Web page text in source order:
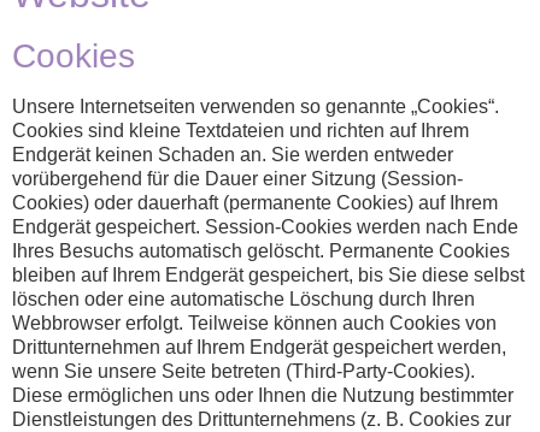
Cookies
Unsere Internetseiten verwenden so genannte „Cookies“.
Cookies sind kleine Textdateien und richten auf Ihrem
Endgerät keinen Schaden an. Sie werden entweder
vorübergehend für die Dauer einer Sitzung (Session-
Cookies) oder dauerhaft (permanente Cookies) auf Ihrem
Endgerät gespeichert. Session-Cookies werden nach Ende
Ihres Besuchs automatisch gelöscht. Permanente Cookies
bleiben auf Ihrem Endgerät gespeichert, bis Sie diese selbst
löschen oder eine automatische Löschung durch Ihren
Webbrowser erfolgt. Teilweise können auch Cookies von
Drittunternehmen auf Ihrem Endgerät gespeichert werden,
wenn Sie unsere Seite betreten (Third-Party-Cookies).
Diese ermöglichen uns oder Ihnen die Nutzung bestimmter
Dienstleistungen des Drittunternehmens (z. B. Cookies zur